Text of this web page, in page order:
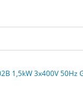
1,5kW 3x400V 50Hz